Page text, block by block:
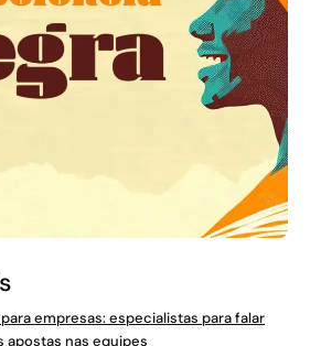
empresas: especialistas para falar
apostas nas equipes